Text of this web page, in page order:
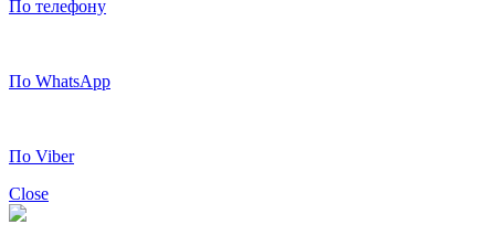
По телефону
По WhatsApp
По Viber
Close